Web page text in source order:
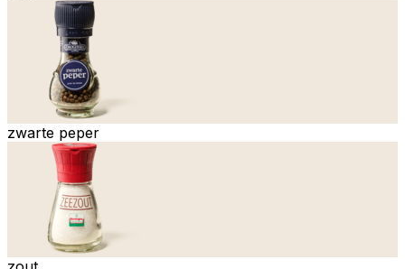
zwarte peper